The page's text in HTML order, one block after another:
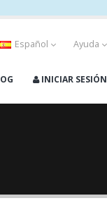
Español Ayuda
INICIAR SESIÓN